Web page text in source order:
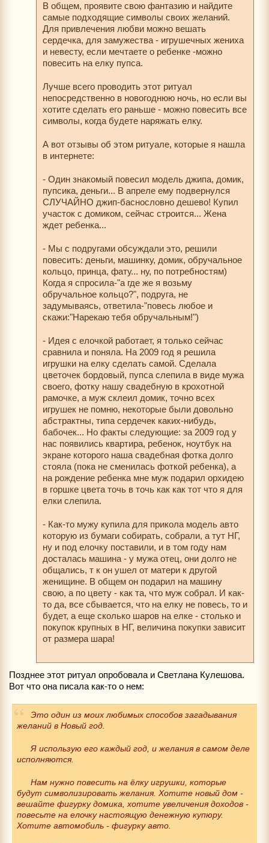
В общем, проявите свою фантазию и найдите
самые подходящие символы своих желаний.
Для привлечения любви можно вешать
сердечка, для замужества - игрушечных жениха
и невесту, если мечтаете о ребенке -можно
повесить на елку пупса.
Лучше всего проводить этот ритуал
непосредственно в новогоднюю ночь, но если вы
хотите сделать его раньше - можно повесить все
символы, когда будете наряжать елку.
А вот отзывы об этом ритуале, которые я нашла
в интернете:
- Один знакомый повесил модель джипа, домик,
пупсика, деньги... В апреле ему подвернулся
СЛУЧАЙНО джип-баснословно дешево! Купил
участок с домиком, сейчас строится... Жена
ждет ребенка...
- Мы с подругами обсуждали это, решили
повесить: деньги, машинку, домик, обручальное
кольцо, принца, фату... ну, по потребностям)
Когда я спросила-"а где же я возьму
обручальное кольцо?", подруга, не
задумываясь, ответила-"повесь любое и
скажи:"Нарекаю тебя обручальным!")
- Идея с елочкой работает, я только сейчас
сравнила и поняла. На 2009 год я решила
игрушки на елку сделать самой. Сделала
цветочек бордовый, пупса слепила в виде мужа
своего, фотку нашу свадебную в крохотной
рамочке, а муж склеил домик, точно всех
игрушек не помню, некоторые были довольно
абстрактны, типа сердечек каких-нибудь,
бабочек... Но факты следующие: за 2009 год у
нас появились квартира, ребенок, ноутбук на
экране которого наша свадебная фотка долго
стояла (пока не сменилась фоткой ребенка), а
на рождение ребенка мне муж подарил орхидею
в горшке цвета точь в точь как как тот что я для
елки слепила.
- Как-то мужу купила для прикола модель авто
которую из бумаги собирать, собрали, а тут НГ,
ну и под елочку поставили, и в том году нам
досталась машина - у мужа отец, они долго не
общались, т к он ушел от матери к другой
женищине. В общем он подарил на машину
свою, а по цвету - как та, что муж собрал. И как-
то да, все сбывается, что на елку не повесь, то и
будет, а еще сколько шаров на елке - столько и
покупок крупных в НГ, величина покупки зависит
от размера шара!
Позднее этот ритуал опробовала и Светлана Кулешова.
Вот что она писала как-то о нем:
Это один из моих любимых способов загадывания
желаний в Новый год.
Я использую его каждый год, и желания в самом деле
исполняются.
Нам нужно повесить на ёлку игрушки, которые
будут символизировать желания. Хотите новый дом -
вешайте фигурку домика, хотите увеличения доходов -
повесьте на елочку настоящую денежную купюру.
Хотите автомобиль - фигурку авто.